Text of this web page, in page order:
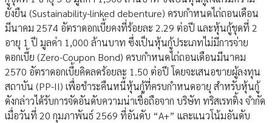
ยั่งยืน (Sustainability-linked debenture) ครบกำหนดไถ่ถอนเดือน
มีนาคม 2574 อัตราดอกเบี้ยคงที่ร้อยละ 2.29 ต่อปี และหุ้นกู้ชุดที่ 2
อายุ 1 ปี มูลค่า 1,000 ล้านบาท ซึ่งเป็นหุ้นกู้ประเภทไม่มีการจ่าย
ดอกเบี้ย (Zero-Coupon Bond) ครบกำหนดไถ่ถอนเดือนมีนาคม
2570 อัตราดอกเบี้ยคิดลดร้อยละ 1.50 ต่อปี โดยจะเสนอขายผู้ลงทุน
สถาบัน (PP-II) เพื่อชำระคืนหนี้หุ้นกู้ที่ครบกำหนดอายุ สำหรับหุ้นกู้
ดังกล่าวได้รับการจัดอันดับความน่าเชื่อถือจาก บริษัท ทริสเรทติ้ง จำกัด
เมื่อวันที่ 20 กุมภาพันธ์ 2569 ที่อันดับ “A+” และแนวโน้มอันดับ